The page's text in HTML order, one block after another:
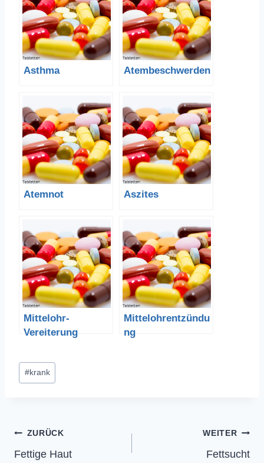
Asthma Atembeschwerden
Atemnot Aszites
Mittelohr-
Vereiterung
Mittelohrentzündu
ng
Schlagworte:
#krank
Beitragsnavigation
ZURÜCK
Fettige Haut
WEITER
Fettsucht